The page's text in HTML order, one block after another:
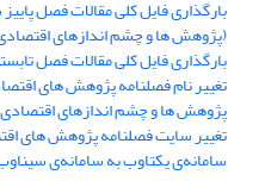
(پژوهش ها و چشم اندازهای
بارگذاری فایل کلی مقالات فصل
تغییر نام فصلنامه پژوهش های
پژوهش ها و چشم اندازهای اقتصادی
تغییر سایت فصلنامه پژوهش های
سامانه‌ی یکتاوب به سامانه‌ی